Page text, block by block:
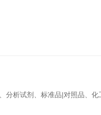
分析试剂、标准品|对照品、